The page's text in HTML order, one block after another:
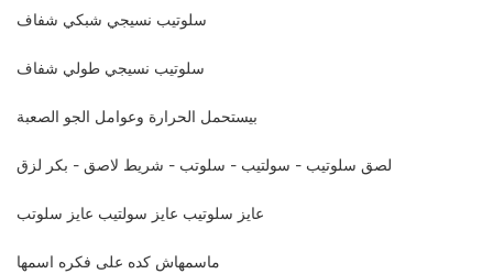
سلوتيب نسيجي شبكي شفاف
سلوتيب نسيجي طولي شفاف
بيستحمل الحرارة وعوامل الجو الصعبة
لصق سلوتيب - سولتيب - سلوتب - شريط لاصق - بكر لزق
عايز سلوتيب عايز سولتيب عايز سلوتب
ماسمهاش كده على فكره اسمها